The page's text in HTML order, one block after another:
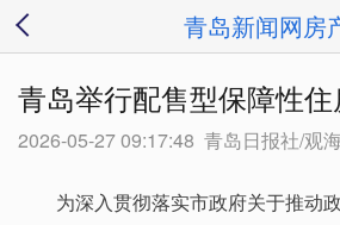
青岛新闻网房
青岛举行配售型保障性
2026-05-27 09:17:48 青岛日报社/观
为深入贯彻落实市政府关于推动